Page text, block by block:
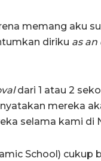
memang aku
diriku as an
dari 1 atau 2
mereka
selama kami di
School) cukup